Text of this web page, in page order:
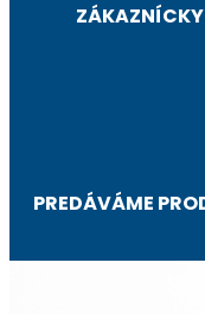
ZÁKAZNÍCKY
PREDÁVÁME